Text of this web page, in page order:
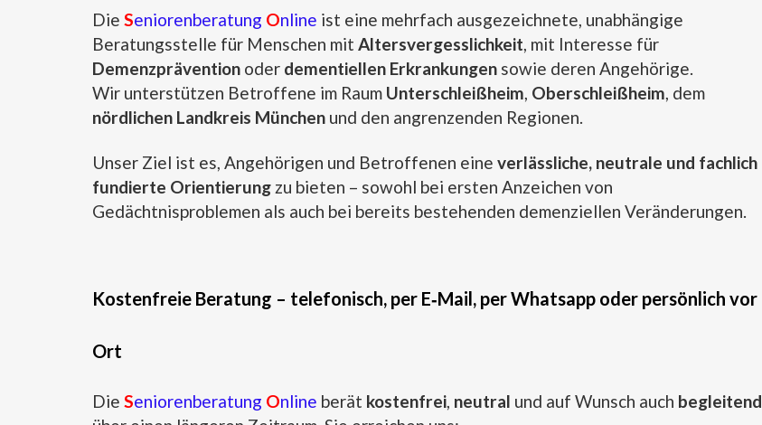
Die Seniorenberatung Online ist eine mehrfach ausgezeichnete, unabhängige
Beratungsstelle für Menschen mit Altersvergesslichkeit, mit Interesse für
Demenzprävention oder dementiellen Erkrankungen sowie deren Angehörige.
Wir unterstützen Betroffene im Raum Unterschleißheim, Oberschleißheim, dem
nördlichen Landkreis München und den angrenzenden Regionen.
Unser Ziel ist es, Angehörigen und Betroffenen eine verlässliche, neutrale und fachlich
fundierte Orientierung zu bieten – sowohl bei ersten Anzeichen von
Gedächtnisproblemen als auch bei bereits bestehenden demenziellen Veränderungen.
Kostenfreie Beratung – telefonisch, per E‑Mail, per Whatsapp oder persönlich vor
Ort
Die Seniorenberatung Online berät kostenfrei, neutral und auf Wunsch auch begleitend